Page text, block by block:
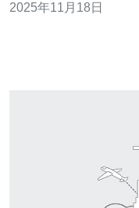
高？ 新加坡的CN2物理服务器凭借其高效的网络传输和稳
2025年11月18日